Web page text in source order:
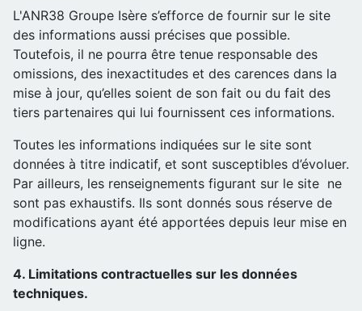
L'ANR38 Groupe Isère s’efforce de fournir sur le site
des informations aussi précises que possible.
Toutefois, il ne pourra être tenue responsable des
omissions, des inexactitudes et des carences dans la
mise à jour, qu’elles soient de son fait ou du fait des
tiers partenaires qui lui fournissent ces informations.
Toutes les informations indiquées sur le site sont
données à titre indicatif, et sont susceptibles d’évoluer.
Par ailleurs, les renseignements figurant sur le site ne
sont pas exhaustifs. Ils sont donnés sous réserve de
modifications ayant été apportées depuis leur mise en
ligne.
4. Limitations contractuelles sur les données
techniques.